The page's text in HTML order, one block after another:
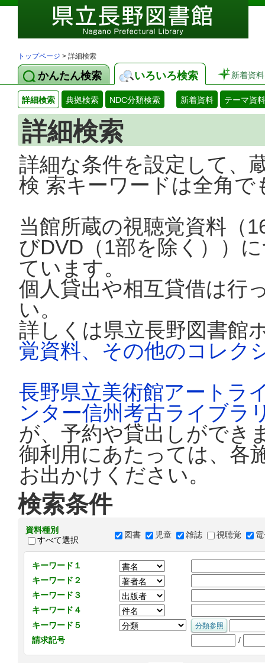
トップページ > 詳細検索
かんたん検索 いろいろ検索 新着資料
詳細検索 典拠検索 NDC分類検索 新着資料 テーマ資料
詳細検索
詳細な条件を設定して、
検 索キーワードは全角
当館所蔵の視聴覚資料（
びDVD（1部を除く））
ています。
個人貸出や相互貸借は行
い。
詳しくは県立長野図書館
覚資料、その他のコレク
長野県立美術館アートラ
ンター信州考古ライブラ
が、予約や貸出しができ
御利用にあたっては、各
お出かけください。
検索条件
資料種別
すべて選択
図書 児童 雑誌 視聴覚
キーワード１
キーワード２
キーワード３
キーワード４
キーワード５
請求記号
/